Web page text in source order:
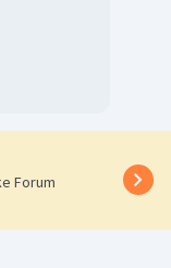
Forum